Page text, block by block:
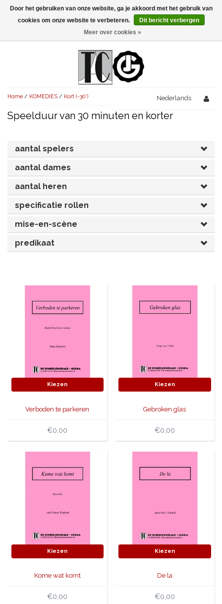
Menu
AVONDVULLEND (+75')
KORT (-30')
UITGELICHT!
AVONDVULLEND (+75')
KORT (-30')
OVERIG (30'-75')
UITGELICHT!
AVONDVULLEND (+75')
KORT (-30')
OVERIG (30'-75')
UITGELICHT!
KORT (-30')
OVERIG (30'-75')
SPEKTAKELSTUKKEN
JUBILEUMSTUK
KOSTUUMSTUK
MUSICAL
VOLKSTONEEL
OVERIG
SINTERKLAASTONEEL
KERSTTONEEL
JONGERENTONEEL
HANDBOEKEN
RECHTEN REGELEN
Home / KOMEDIES / Kort (-30') Nederlands
Speelduur van 30 minuten en korter
aantal spelers
aantal dames
aantal heren
specificatie rollen
mise-en-scène
predikaat
Kiezen
Verboden te parkeren
€0,00
Kiezen
Gebroken glas
€0,00
Kiezen
Kome wat komt
€0,00
Kiezen
De la
€0,00
Door het gebruiken van onze website, ga je akkoord met het gebruik van
cookies om onze website te verbeteren.
Dit bericht verbergen
Meer over cookies »